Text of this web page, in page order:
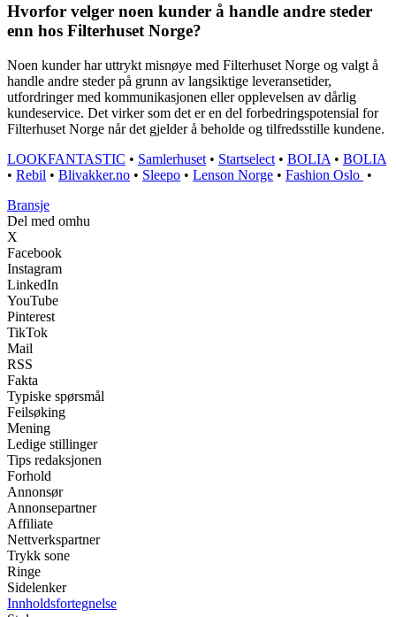
Hvorfor velger noen kunder å handle andre steder
enn hos Filterhuset Norge?
Noen kunder har uttrykt misnøye med Filterhuset Norge og valgt å
handle andre steder på grunn av langsiktige leveransetider,
utfordringer med kommunikasjonen eller opplevelsen av dårlig
kundeservice. Det virker som det er en del forbedringspotensial for
Filterhuset Norge når det gjelder å beholde og tilfredsstille kundene.
LOOKFANTASTIC • Samlerhuset • Startselect • BOLIA • BOLIA
• Rebil • Blivakker.no • Sleepo • Lenson Norge • Fashion Oslo •
Bransje
Del med omhu
X
Facebook
Instagram
LinkedIn
YouTube
Pinterest
TikTok
Mail
RSS
Fakta
Typiske spørsmål
Feilsøking
Mening
Ledige stillinger
Tips redaksjonen
Forhold
Annonsør
Annonsepartner
Affiliate
Nettverkspartner
Trykk sone
Ringe
Sidelenker
Innholdsfortegnelse